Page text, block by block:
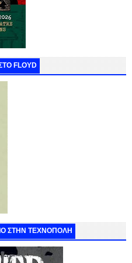
FLOYD
ΣΤΗΝ ΤΕΧΝΟΠΟΛΗ